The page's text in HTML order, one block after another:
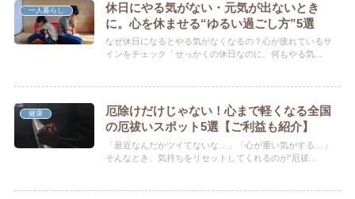
一人暮らし
休日にやる気がない・元気が出ないとき
に。心を休ませる“ゆるい過ごし方”5選
なぜ休日になるとやる気がなくなるの？心が疲れているサ
インをチェック「せっかくの休日なのに、何もやる気...
健康
厄除けだけじゃない！心まで軽くなる全国
の厄祓いスポット5選【ご利益も紹介】
「最近なんだかツイてないな…」「心が重い気がする…」
そんなとき、気持ちをリセットしてくれるのが“厄祓...